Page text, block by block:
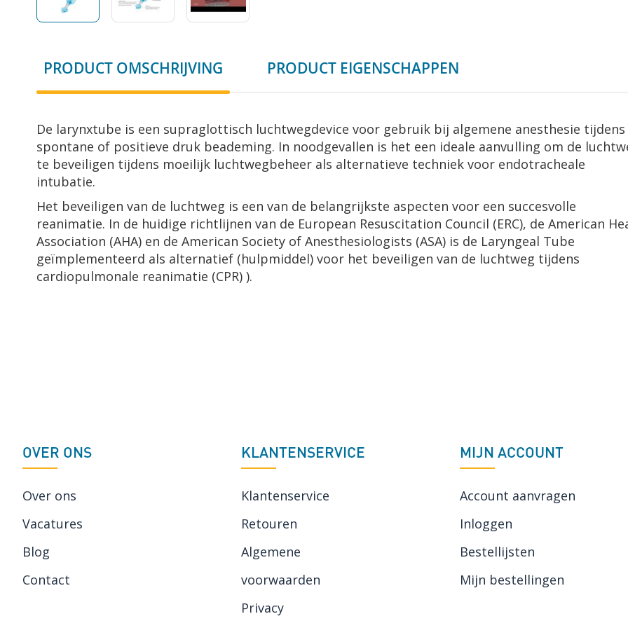
het
afbeeldingen-
gallerij
PRODUCT OMSCHRIJVING PRODUCT EIGENSCHAPPEN
De larynxtube is een supraglottisch luchtwegdevice voor gebruik bij algemene anesthesie tijdens
spontane of positieve druk beademing. In noodgevallen is het een ideale aanvulling om de
te beveiligen tijdens moeilijk luchtwegbeheer als alternatieve techniek voor endotracheale
intubatie.
Het beveiligen van de luchtweg is een van de belangrijkste aspecten voor een succesvolle
reanimatie. In de huidige richtlijnen van de European Resuscitation Council (ERC), de American
Association (AHA) en de American Society of Anesthesiologists (ASA) is de Laryngeal Tube
geïmplementeerd als alternatief (hulpmiddel) voor het beveiligen van de luchtweg tijdens
cardiopulmonale reanimatie (CPR) ).
OVER ONS
Over ons
Vacatures
Blog
Contact
KLANTENSERVICE
Klantenservice
Retouren
Algemene
voorwaarden
Privacy
MIJN ACCOUNT
Account aanvragen
Inloggen
Bestellijsten
Mijn bestellingen